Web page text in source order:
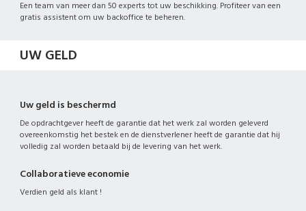
Een team van meer dan 50 experts tot uw beschikking. Profiteer van een
gratis assistent om uw backoffice te beheren.
UW GELD
Uw geld is beschermd
De opdrachtgever heeft de garantie dat het werk zal worden geleverd
overeenkomstig het bestek en de dienstverlener heeft de garantie dat hij
volledig zal worden betaald bij de levering van het werk.
Collaboratieve economie
Verdien geld als klant !